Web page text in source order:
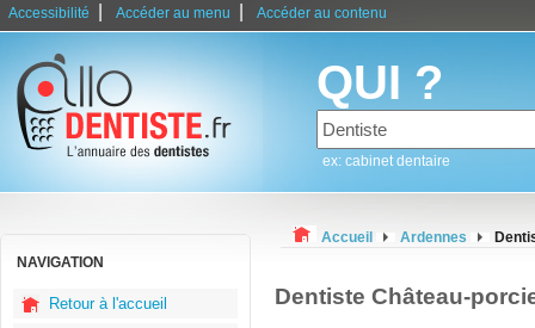
Accessibilité Accéder au menu Accéder au contenu
QUI ?
ex: cabinet dentaire
NAVIGATION
Retour à l'accueil
Accueil Ardennes
Dentiste Château-